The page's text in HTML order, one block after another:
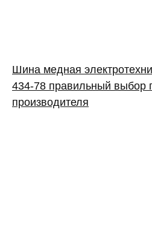
Шина медная
434-78 правильный выбор
производителя